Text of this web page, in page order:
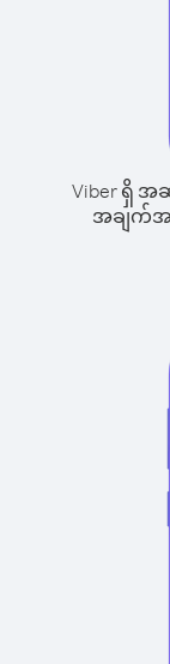
Viber ရှိ
အချက်အ